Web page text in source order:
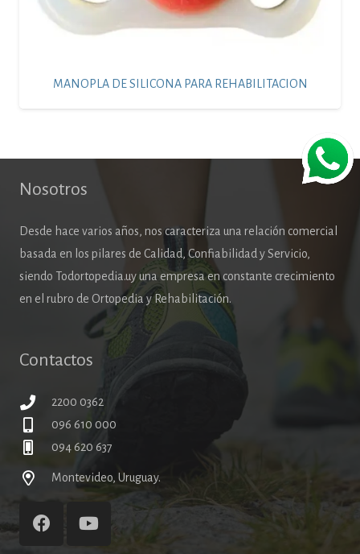
MANOPLA DE SILICONA PARA REHABILITACION
Nosotros
Desde hace varios años, nos caracteriza una relación comercial
basada en los pilares de Calidad, Confiabilidad y Servicio,
siendo Todortopedia.uy una empresa en constante crecimiento
en el rubro de Ortopedia y Rehabilitación.
Contactos
2200 0362
096 610 000
094 620 637
Montevideo, Uruguay.